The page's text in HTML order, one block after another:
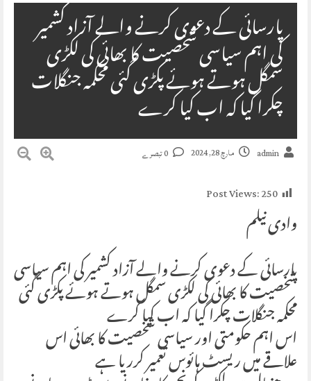
پارسائی کے دعوی کرنے والے آزاد کشمیر
کی اہم سیاسی شخصیت کا بھائی کی لکڑی
سمگل ہوتے ہوئے پکڑی گئی محکمہ جنگلات
چکرا گیا کہ اب کیا کرے
admin مارچ 28, 2024
Post Views:250
وادی نیلم
پارسائی کے دعوی کرنے والے آزاد کشمیر کی اہم سیاسی
شخصیت کا بھائی کی لکڑی سمگل ہوتے ہوئے پکڑی گئی
محکمہ جنگلات چکرا گیا کہ اب کیا کرے
اس اہم حکومتی اور سیاسی شخصیت کا بھائی اس
علاقے میں ریسٹ ہائوس تعمیر کرریا ہے